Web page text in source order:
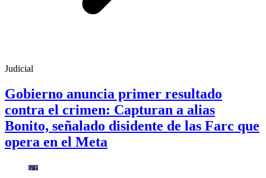
Judicial
Gobierno anuncia primer resultado
contra el crimen: Capturan a alias
Bonito, señalado disidente de las Farc que
opera en el Meta